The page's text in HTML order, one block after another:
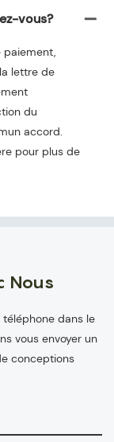
vous?
paiement,
lettre de
du
accord.
pour plus de
Nous
dans le
vous envoyer un
conceptions